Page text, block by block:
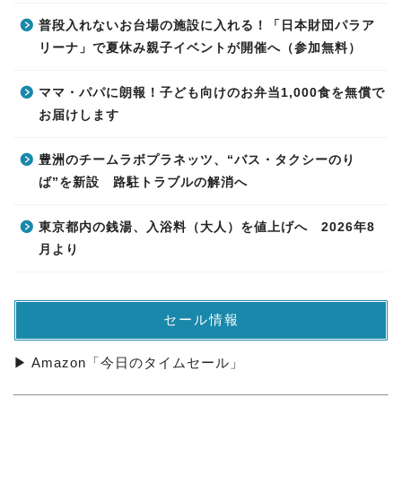
普段入れないお台場の施設に入れる！「日本財団パラア
リーナ」で夏休み親子イベントが開催へ（参加無料）
ママ・パパに朗報！子ども向けのお弁当1,000食を無償で
お届けします
豊洲のチームラボプラネッツ、“バス・タクシーのり
ば”を新設 路駐トラブルの解消へ
東京都内の銭湯、入浴料（大人）を値上げへ 2026年8
月より
セール情報
▶ Amazon「今日のタイムセール」